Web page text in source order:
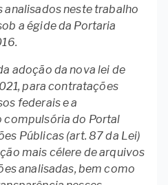
neste trabalho
a égide da Portaria
adoção da nova lei de
para contratações
federais e a
compulsória do Portal
Públicas (art. 87 da Lei)
mais célere de arquivos
analisadas, bem como